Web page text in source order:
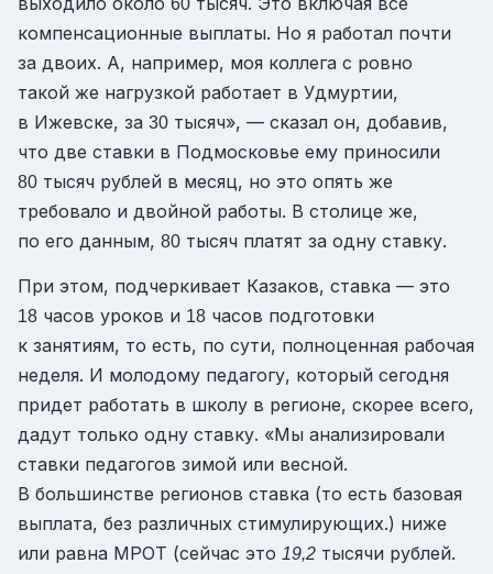
60
компенсационные выплаты. Но я работал почти
за двоих. А, например, моя коллега с ровно
такой же нагрузкой работает в Удмуртии,
в Ижевске, за 30 тысяч», — сказал он, добавив,
что две ставки в Подмосковье ему приносили
80 тысяч рублей в месяц, но это опять же
требовало и двойной работы. В столице же,
по его данным, 80 тысяч платят за одну ставку.
При этом, подчеркивает Казаков, ставка — это
18 часов уроков и 18 часов подготовки
к занятиям, то есть, по сути, полноценная рабочая
неделя. И молодому педагогу, который сегодня
придет работать в школу в регионе, скорее всего,
дадут только одну ставку. «Мы анализировали
ставки педагогов зимой или весной.
В большинстве регионов ставка (то есть базовая
выплата, без различных стимулирующих.) ниже
или равна МРОТ (сейчас это 19,2 тысячи рублей.